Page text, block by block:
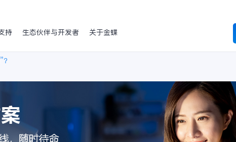
持 生态伙伴与开发者 关于金蝶